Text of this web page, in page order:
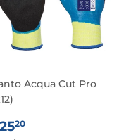
Acqua Cut Pro
20